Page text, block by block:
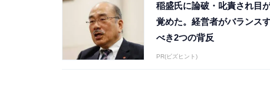
稲盛氏に論破・叱責され目
覚めた。経営者がバランス
べき2つの背反
PR(ビズヒント)